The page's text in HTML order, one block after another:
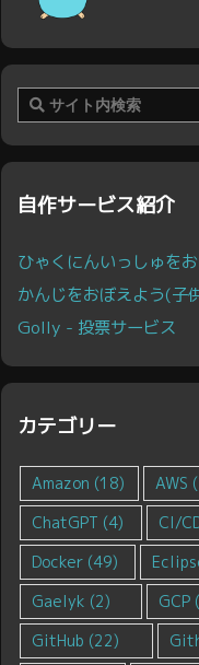
自作サービス紹介
ひゃくにんいっしゅを
かんじをおぼえよう(子
Golly - 投票サービス
カテゴリー
Amazon (18) AWS
ChatGPT (4) CI/
Docker (49)
Gaelyk (2) GCP
GitHub (22)